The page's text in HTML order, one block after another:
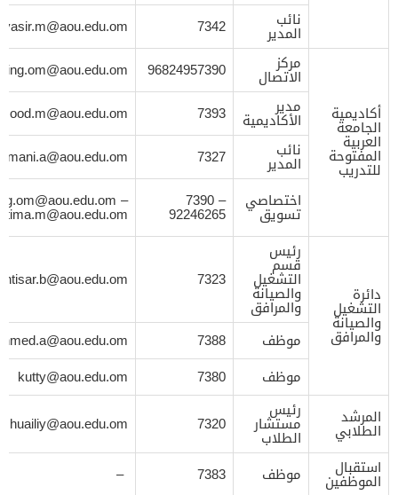
نائب
المدير 7342
yasir.m@aou.edu.om
أكاديمية
الجامعة
العربية
المفتوحة
للتدريب
مركز
الاتصال 96824957390
مدير
الأكاديمية 7393
نائب
المدير 7327
اختصاصي
تسويق
7390 –
92246265
–
دائرة
التشغيل
والصيانة
والمرافق
رئيس
قسم
التشغيل
والصيانة
والمرافق
7323
intisar.b@aou.edu.om
موظف 7388
موظف
7380
kutty@aou.edu.om
المرشد
الطلابي
رئيس
مستشار
الطلاب
7320
shuailiy@aou.edu.om
استقبال
الموظفين موظف 7383
–